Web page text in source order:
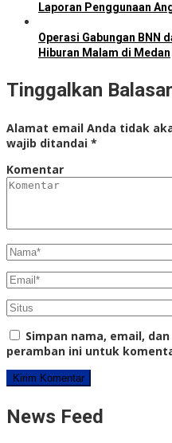
Laporan Penggunaan
Operasi Gabungan BNN
Hiburan Malam di Medan
Tinggalkan
Alamat email Anda tidak
wajib ditandai *
Komentar
Simpan nama, email,
peramban ini untuk
News Feed